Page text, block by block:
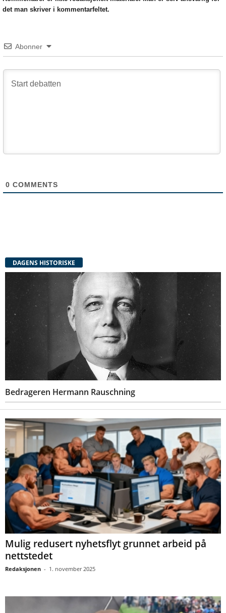
det man skriver i kommentarfeltet.
Abonner
0 COMMENTS
DAGENS HISTORISKE
Bedrageren Hermann Rauschning
Mulig redusert nyhetsflyt grunnet arbeid på
nettstedet
Redaksjonen - 1. november 2025